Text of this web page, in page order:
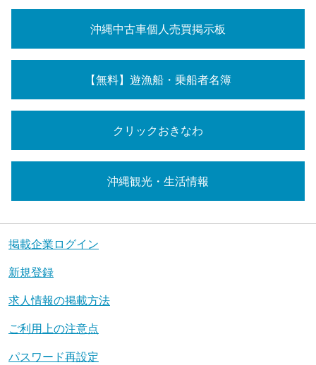
沖縄中古車個人売買掲示板
【無料】遊漁船・乗船者名簿
クリックおきなわ
沖縄観光・生活情報
掲載企業ログイン
新規登録
求人情報の掲載方法
ご利用上の注意点
パスワード再設定